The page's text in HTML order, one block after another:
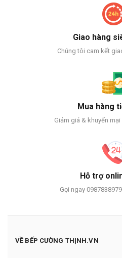
Giao hàng
Chúng tôi cam kết
Mua hàng
Giảm giá & khuyến
Hỗ trợ
Gọi ngay
VỀ BẾP CƯỜNG THỊNH.VN